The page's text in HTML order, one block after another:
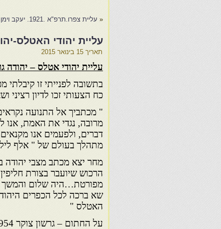
« עליית צפרו.תרפ"א .1921. יעקב וימן
עליית יהודי האטלס-
תאריך 15 בינואר 2015
עליית יהודי אטלס – יהודה
בתשובה לפנייתי זו
כח הצעותי זכו לדיון
" מכתביך אל התנועה
מרובה, נגדי את האמת, אנו
דברים, ולפעמים אנו
מתהלך בעולם של " אלף
מחר יצא מכתב מצבי יהודה
הרכוש שיועבר בצורת
מפורטת…היה שלום
שא ברכה לכל הכפרים
האטלס "
על החתום – גרשון צוקר 08/11/1954